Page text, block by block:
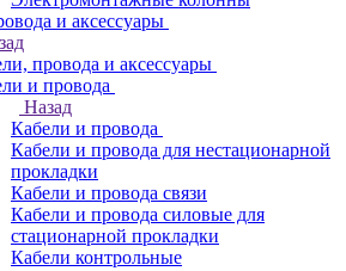
и аксессуары
провода и аксессуары
и провода
Назад
Кабели и провода
Кабели и провода для нестационарной
прокладки
Кабели и провода связи
Кабели и провода силовые для
стационарной прокладки
Кабели контрольные